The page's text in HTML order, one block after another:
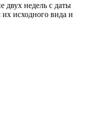
двух недель с даты
исходного вида и